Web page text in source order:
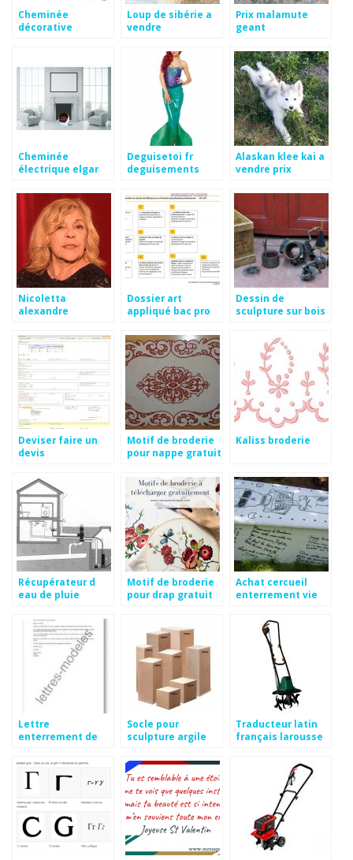
Cheminée
décorative
Loup de sibérie a
vendre
Prix malamute
geant
Cheminée
électrique elgar
Deguisetoi fr
deguisements
Alaskan klee kai a
vendre prix
Nicoletta
alexandre
Dossier art
appliqué bac pro
Dessin de
sculpture sur bois
Deviser faire un
devis
Motif de broderie
pour nappe gratuit
Kaliss broderie
Récupérateur d
eau de pluie
Motif de broderie
pour drap gratuit
Achat cercueil
enterrement vie
Lettre
enterrement de
Socle pour
sculpture argile
Traducteur latin
français larousse